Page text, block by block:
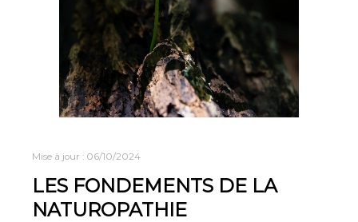
Mise à jour : 06/10/2024
LES FONDEMENTS DE LA
NATUROPATHIE